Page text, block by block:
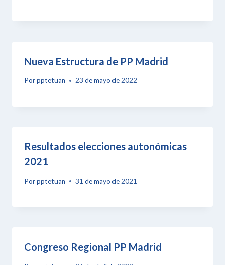
Nueva Estructura de PP Madrid
Porpptetuan 23 de mayo de 2022
Resultados elecciones autonómicas
2021
Porpptetuan 31 de mayo de 2021
Congreso Regional PP Madrid